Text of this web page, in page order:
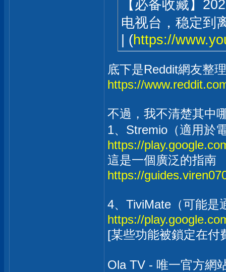
【必备收藏】
电视台，稳定到
| (https://
底下是Reddit網友整
https://
不過，我不清楚其中
1、Stremio（適用於
https://
這是一個廣泛的指南
https://
4、TiviMate（可能是
https://
[某些功能被鎖定在付
Ola TV - 唯一官方網